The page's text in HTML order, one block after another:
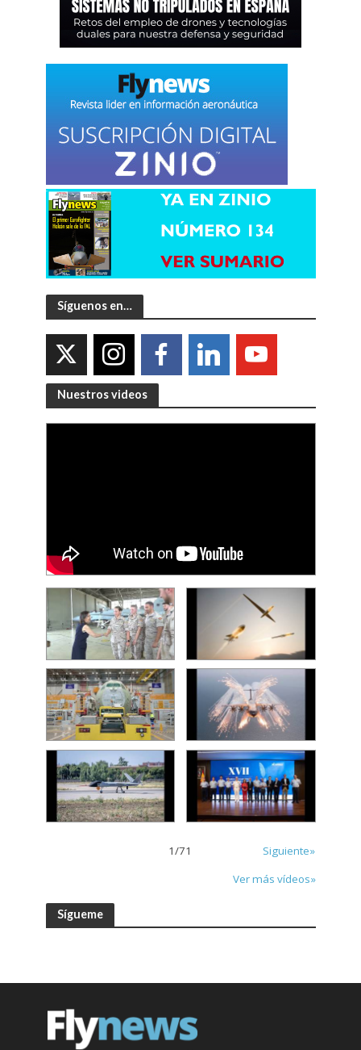
Síguenos en…
Nuestros videos
1/71
Siguiente»
Ver más vídeos»
Sígueme